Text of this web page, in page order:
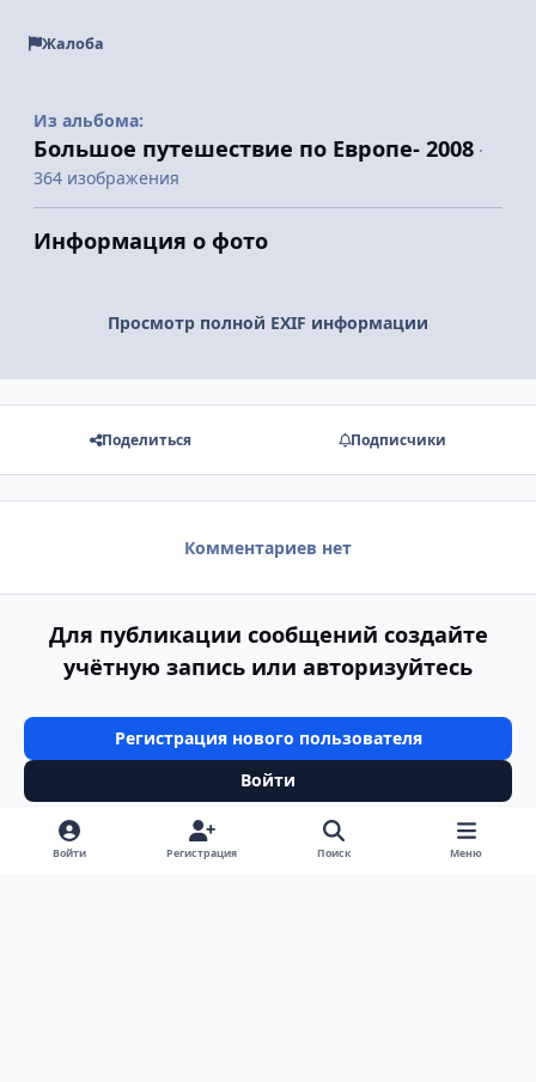
Жалоба
Из альбома:
Большое путешествие по Европе- 2008 ·
364 изображения
Информация о фото
Просмотр полной EXIF информации
Поделиться Подписчики
Комментариев нет
Для публикации сообщений создайте
учётную запись или авторизуйтесь
Регистрация нового пользователя
Войти
Войти Регистрация Поиск Меню